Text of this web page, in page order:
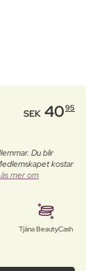
SEK 4095
Du blir
kostar
mer om
Tjäna BeautyCash